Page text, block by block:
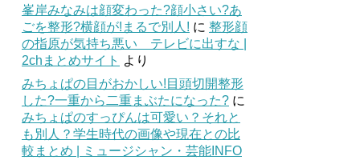
峯岸みなみは顔変わった?顔小さい?あ
ごを整形?横顔が!まるで別人! に 整形顔
の指原が気持ち悪い テレビに出すな |
2chまとめサイト より
みちょぱの目がおかしい!目頭切開整形
した?一重から二重まぶたになった? に
みちょぱのすっぴんは可愛い？それと
も別人？学生時代の画像や現在との比
較まとめ | ミュージシャン・芸能INFO